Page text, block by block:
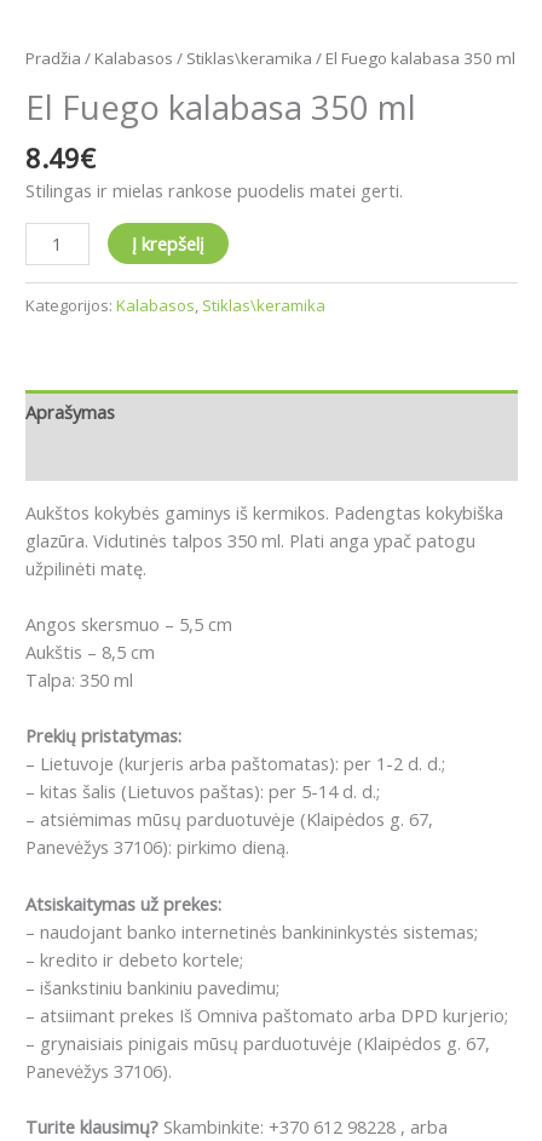
Pradžia / Kalabasos / Stiklas\keramika / El Fuego kalabasa 350 ml
El Fuego kalabasa 350 ml
8.49€
Stilingas ir mielas rankose puodelis matei gerti.
Į krepšelį
Kategorijos: Kalabasos, Stiklas\keramika
Aprašymas
Aukštos kokybės gaminys iš kermikos. Padengtas kokybiška
glazūra. Vidutinės talpos 350 ml. Plati anga ypač patogu
užpilinėti matę.
Angos skersmuo – 5,5 cm
Aukštis – 8,5 cm
Talpa: 350 ml
Prekių pristatymas:
– Lietuvoje (kurjeris arba paštomatas): per 1-2 d. d.;
– kitas šalis (Lietuvos paštas): per 5-14 d. d.;
– atsiėmimas mūsų parduotuvėje (Klaipėdos g. 67,
Panevėžys 37106): pirkimo dieną.
Atsiskaitymas už prekes:
– naudojant banko internetinės bankininkystės sistemas;
– kredito ir debeto kortele;
– išankstiniu bankiniu pavedimu;
– atsiimant prekes Iš Omniva paštomato arba DPD kurjerio;
– grynaisiais pinigais mūsų parduotuvėje (Klaipėdos g. 67,
Panevėžys 37106).
Turite klausimų? Skambinkite: +370 612 98228 , arba